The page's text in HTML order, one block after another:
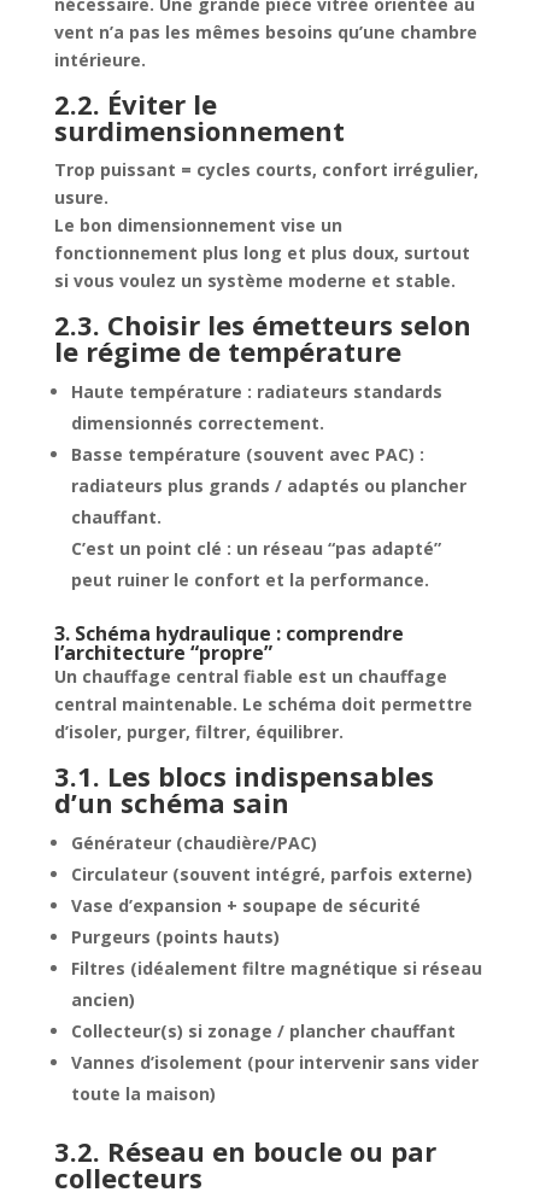
vent n’a pas les mêmes besoins qu’une chambre
intérieure.
2.2. Éviter le
surdimensionnement
Trop puissant = cycles courts, confort irrégulier,
usure.
Le bon dimensionnement vise un
fonctionnement plus long et plus doux, surtout
si vous voulez un système moderne et stable.
2.3. Choisir les émetteurs selon
le régime de température
Haute température : radiateurs standards
dimensionnés correctement.
Basse température (souvent avec PAC) :
radiateurs plus grands / adaptés ou plancher
chauffant.
C’est un point clé : un réseau “pas adapté”
peut ruiner le confort et la performance.
3. Schéma hydraulique : comprendre
l’architecture “propre”
Un chauffage central fiable est un chauffage
central maintenable. Le schéma doit permettre
d’isoler, purger, filtrer, équilibrer.
3.1. Les blocs indispensables
d’un schéma sain
Générateur (chaudière/PAC)
Circulateur (souvent intégré, parfois externe)
Vase d’expansion + soupape de sécurité
Purgeurs (points hauts)
Filtres (idéalement filtre magnétique si réseau
ancien)
Collecteur(s) si zonage / plancher chauffant
Vannes d’isolement (pour intervenir sans vider
toute la maison)
3.2. Réseau en boucle ou par
collecteurs